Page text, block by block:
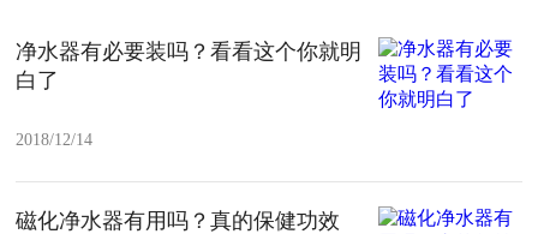
净水器有必要装吗？看看这个你就明
白了
2018/12/14
磁化净水器有用吗？真的保健功效